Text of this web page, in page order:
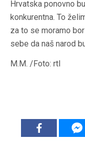
Hrvatska ponovno
konkurentna. To
za to se moramo
sebe da naš narod
M.M. /Foto: rtl